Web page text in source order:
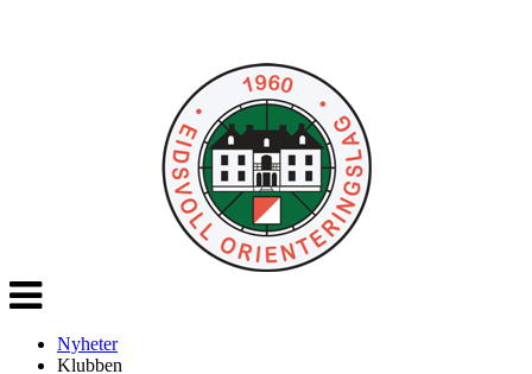
Veksle
navigasjon
Nyheter
Klubben